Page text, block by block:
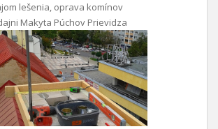
lešenia, oprava komínov
Makyta Púchov Prievidza